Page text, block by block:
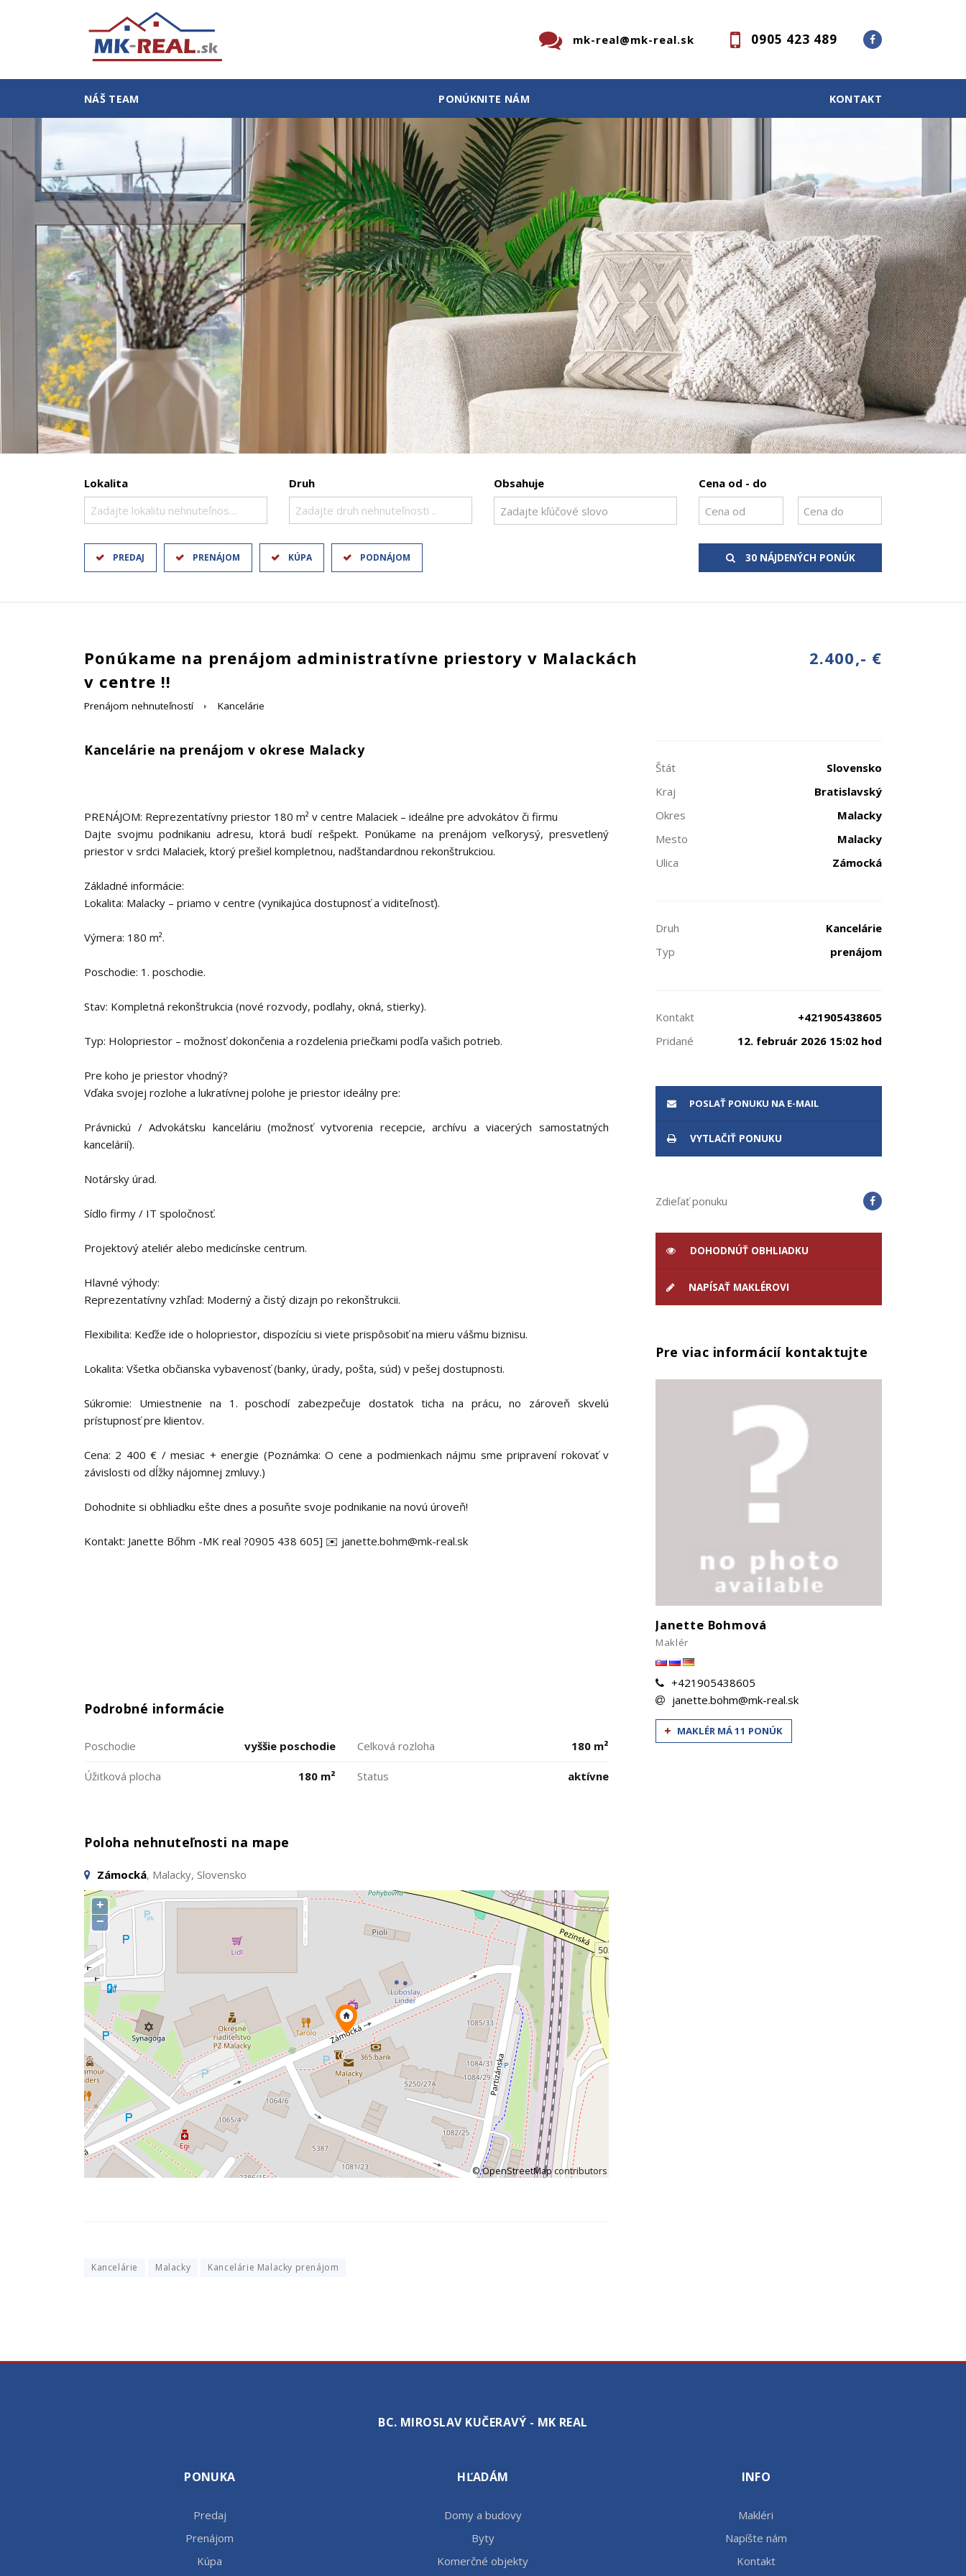
0905 423 489
mk-real@mk-real.sk
NÁŠ TEAM PONÚKNITE NÁM KONTAKT
Lokalita
Zadajte lokalitu nehnuteľnosti ..
Druh
Zadajte druh nehnuteľnosti ..
Obsahuje Cena od - do
PREDAJ PRENÁJOM KÚPA PODNÁJOM 30 NÁJDENÝCH PONÚK
Ponúkame na prenájom administratívne priestory v Malackách
v centre !!
2.400,- €
Prenájom nehnuteľností Kancelárie
Kancelárie na prenájom v okrese Malacky
PRENÁJOM: Reprezentatívny priestor 180 m² v centre Malaciek – ideálne pre advokátov či firmu
Dajte svojmu podnikaniu adresu, ktorá budí rešpekt. Ponúkame na prenájom veľkorysý, presvetlený
priestor v srdci Malaciek, ktorý prešiel kompletnou, nadštandardnou rekonštrukciou.
Základné informácie:
Lokalita: Malacky – priamo v centre (vynikajúca dostupnosť a viditeľnosť).
Výmera: 180 m².
Poschodie: 1. poschodie.
Stav: Kompletná rekonštrukcia (nové rozvody, podlahy, okná, stierky).
Typ: Holopriestor – možnosť dokončenia a rozdelenia priečkami podľa vašich potrieb.
Pre koho je priestor vhodný?
Vďaka svojej rozlohe a lukratívnej polohe je priestor ideálny pre:
Právnickú / Advokátsku kanceláriu (možnosť vytvorenia recepcie, archívu a viacerých samostatných
kancelárií).
Notársky úrad.
Sídlo firmy / IT spoločnosť.
Projektový ateliér alebo medicínske centrum.
Hlavné výhody:
Reprezentatívny vzhľad: Moderný a čistý dizajn po rekonštrukcii.
Flexibilita: Keďže ide o holopriestor, dispozíciu si viete prispôsobiť na mieru vášmu biznisu.
Lokalita: Všetka občianska vybavenosť (banky, úrady, pošta, súd) v pešej dostupnosti.
Súkromie: Umiestnenie na 1. poschodí zabezpečuje dostatok ticha na prácu, no zároveň skvelú
prístupnosť pre klientov.
Cena: 2 400 € / mesiac + energie (Poznámka: O cene a podmienkach nájmu sme pripravení rokovať v
závislosti od dĺžky nájomnej zmluvy.)
Dohodnite si obhliadku ešte dnes a posuňte svoje podnikanie na novú úroveň!
Kontakt: Janette Bőhm -MK real ?0905 438 605] ✉️ janette.bohm@mk-real.sk
Podrobné informácie
Poschodie vyššie poschodie Celková rozloha 180 m²
Úžitková plocha 180 m² Status aktívne
Poloha nehnuteľnosti na mape
Zámocká, Malacky, Slovensko
+
−
©OpenStreetMapcontributors
Kancelárie Malacky Kancelárie Malacky prenájom
Štát
Slovensko
Kraj
Bratislavský
Okres
Malacky
Mesto
Malacky
Ulica
Zámocká
Druh
Kancelárie
Typ
prenájom
Kontakt
+421905438605
Pridané
12. február 2026 15:02 hod
POSLAŤ PONUKU NA E-MAIL
VYTLAČIŤ PONUKU
Zdieľať ponuku
DOHODNÚŤ OBHLIADKU
NAPÍSAŤ MAKLÉROVI
Pre viac informácií kontaktujte
Janette Bohmová
Maklér
+421905438605
janette.bohm@mk-real.sk
MAKLÉR MÁ 11 PONÚK
BC. MIROSLAV KUČERAVÝ - MK REAL
PONUKA
Predaj
Prenájom
Kúpa
HĽADÁM
Domy a budovy
Byty
Komerčné objekty
INFO
Makléri
Napíšte nám
Kontakt